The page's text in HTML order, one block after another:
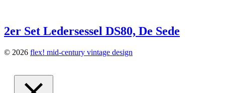
2er Set Ledersessel DS80, De Sede
© 2026 flex! mid-century vintage design